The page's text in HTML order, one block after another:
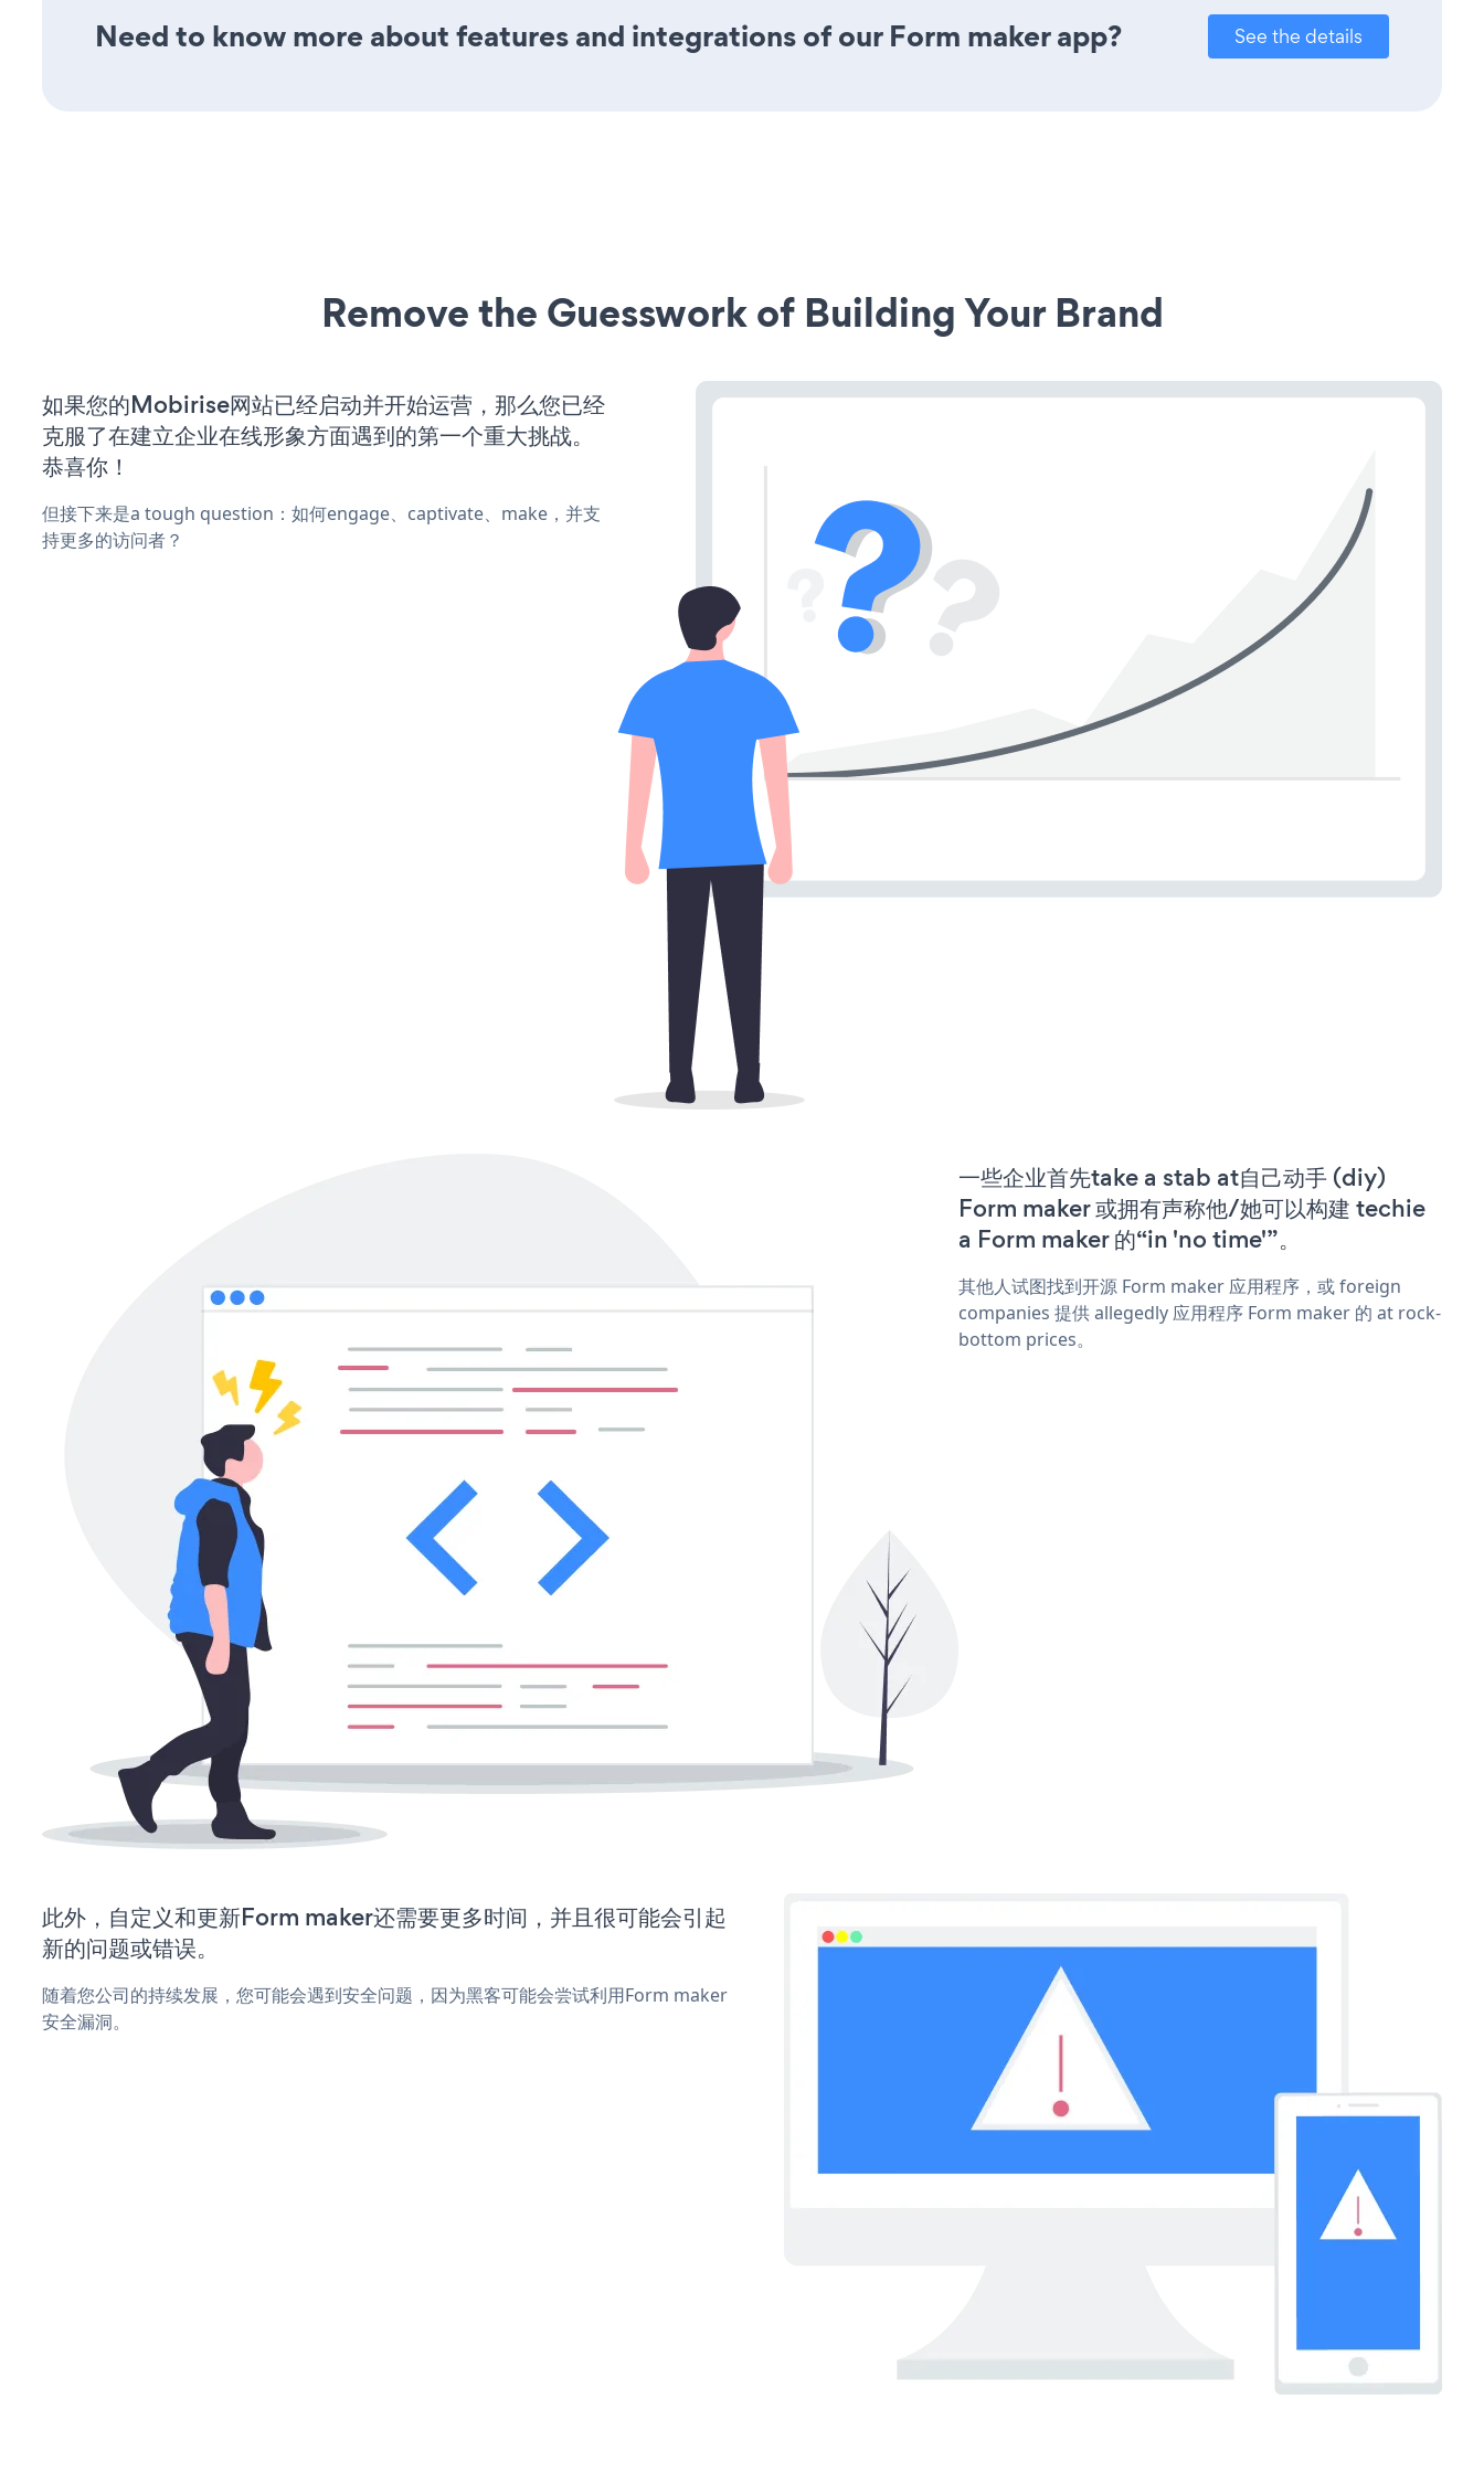
Need to know more about features and integrations of our Form maker app? See the details
Remove the Guesswork of Building Your Brand
如果您的Mobirise网站已经启动并开始运营，那么您已经
克服了在建立企业在线形象方面遇到的第一个重大挑战。
恭喜你！
但接下来是a tough question：如何engage、captivate、make，并支
持更多的访问者？
一些企业首先take a stab at自己动手 (diy)
Form maker 或拥有声称他/她可以构建 techie
a Form maker 的“in 'no time'”。
其他人试图找到开源 Form maker 应用程序，或 foreign
companies 提供 allegedly 应用程序 Form maker 的 at rock-
bottom prices。
此外，自定义和更新Form maker还需要更多时间，并且很可能会引起
新的问题或错误。
随着您公司的持续发展，您可能会遇到安全问题，因为黑客可能会尝试利用Form maker
安全漏洞。